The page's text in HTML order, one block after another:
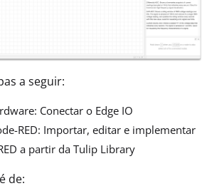
a seguir:
Conectar o Edge IO
RED: Importar, editar e implementar
a partir da Tulip Library
de: